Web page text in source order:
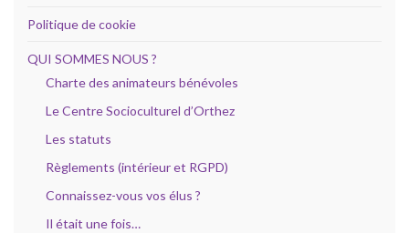
Politique de cookie
QUI SOMMES NOUS ?
Charte des animateurs bénévoles
Le Centre Socioculturel d’Orthez
Les statuts
Règlements (intérieur et RGPD)
Connaissez-vous vos élus ?
Il était une fois…